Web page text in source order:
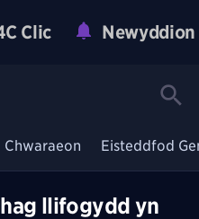
Clic Newyddion
Chwaraeon Eisteddfod
llifogydd yn